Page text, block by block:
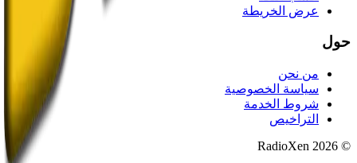
عرض الخريطة
حول
من نحن
سياسة الخصوصية
شروط الخدمة
التراخيص
© 2026 RadioXen